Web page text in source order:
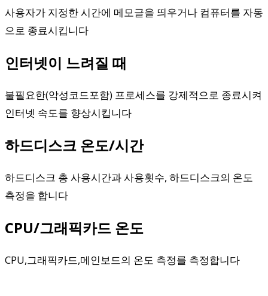
사용자가 지정한 시간에 메모글을 띄우거나 컴퓨터를 자동
으로 종료시킵니다
인터넷이 느려질 때
불필요한(악성코드포함) 프로세스를 강제적으로 종료시켜
인터넷 속도를 향상시킵니다
하드디스크 온도/시간
하드디스크 총 사용시간과 사용횟수, 하드디스크의 온도
측정을 합니다
CPU/그래픽카드 온도
CPU,그래픽카드,메인보드의 온도 측정를 측정합니다